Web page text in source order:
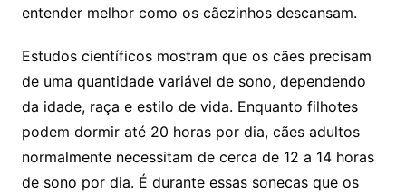
entender melhor como os cãezinhos descansam.
Estudos científicos mostram que os cães precisam
de uma quantidade variável de sono, dependendo
da idade, raça e estilo de vida. Enquanto filhotes
podem dormir até 20 horas por dia, cães adultos
normalmente necessitam de cerca de 12 a 14 horas
de sono por dia. É durante essas sonecas que os